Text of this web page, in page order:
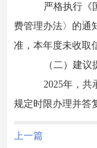
严格执行《
费管理办法〉的通
准，本年度未收取
（二）建
2025年，共
规定时限办理并答
上一篇